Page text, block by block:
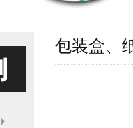
包装盒、